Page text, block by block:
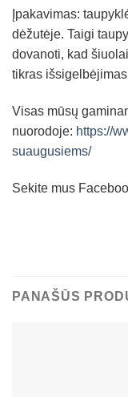
Įpakavimas:
dėžutėje. Taigi
dovanoti, kad
tikras
Visas mūsų
nuorodoje: https://
suaugusiems/
Sekite mus
PANAŠŪS